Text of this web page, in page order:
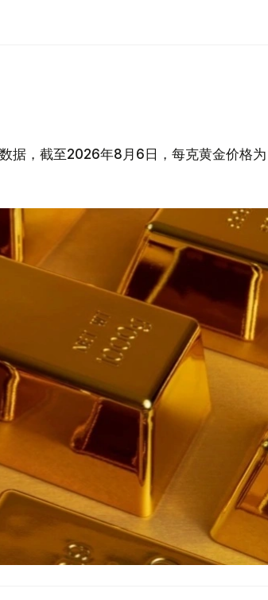
据，截至2026年8月6日，每克黄金价格为